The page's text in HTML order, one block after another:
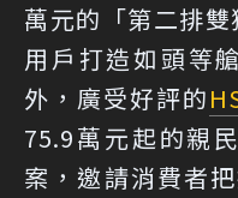
萬元的「第二排雙
用戶打造如頭等
外，廣受好評的
75.9萬元起的親
案，邀請消費者